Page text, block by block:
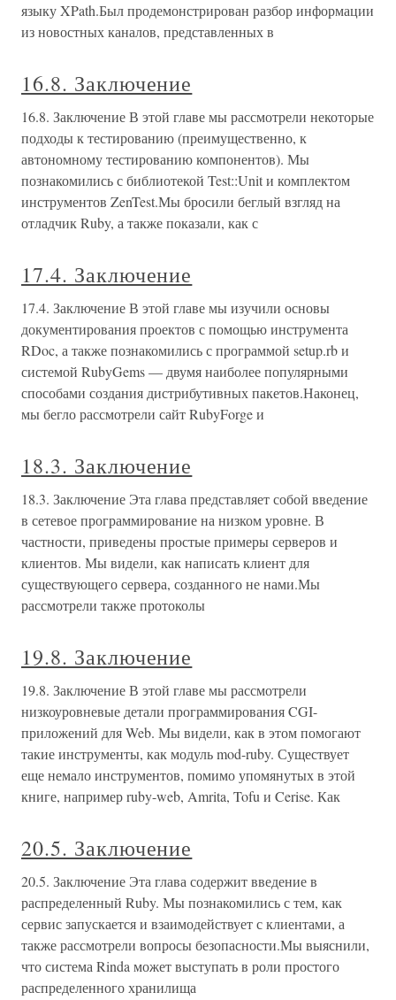
языку XPath.Был продемонстрирован разбор информации
из новостных каналов, представленных в
16.8. Заключение
16.8. Заключение В этой главе мы рассмотрели некоторые
подходы к тестированию (преимущественно, к
автономному тестированию компонентов). Мы
познакомились с библиотекой Test::Unit и комплектом
инструментов ZenTest.Мы бросили беглый взгляд на
отладчик Ruby, а также показали, как с
17.4. Заключение
17.4. Заключение В этой главе мы изучили основы
документирования проектов с помощью инструмента
RDoc, а также познакомились с программой setup.rb и
системой RubyGems — двумя наиболее популярными
способами создания дистрибутивных пакетов.Наконец,
мы бегло рассмотрели сайт RubyForge и
18.3. Заключение
18.3. Заключение Эта глава представляет собой введение
в сетевое программирование на низком уровне. В
частности, приведены простые примеры серверов и
клиентов. Мы видели, как написать клиент для
существующего сервера, созданного не нами.Мы
рассмотрели также протоколы
19.8. Заключение
19.8. Заключение В этой главе мы рассмотрели
низкоуровневые детали программирования CGI-
приложений для Web. Мы видели, как в этом помогают
такие инструменты, как модуль mod-ruby. Существует
еще немало инструментов, помимо упомянутых в этой
книге, например ruby-web, Amrita, Tofu и Cerise. Как
20.5. Заключение
20.5. Заключение Эта глава содержит введение в
распределенный Ruby. Мы познакомились с тем, как
сервис запускается и взаимодействует с клиентами, а
также рассмотрели вопросы безопасности.Мы выяснили,
что система Rinda может выступать в роли простого
распределенного хранилища